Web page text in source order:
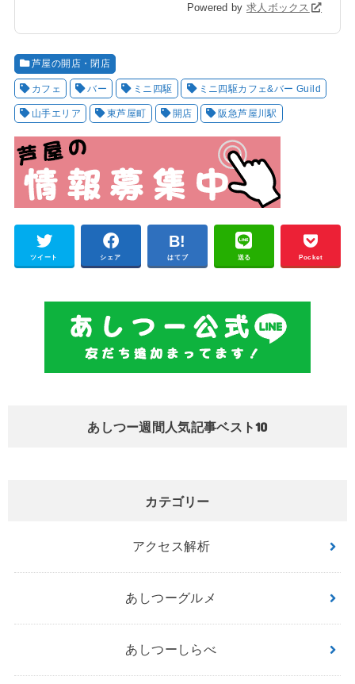
Powered by 求人ボックス
芦屋の開店・閉店
カフェ バー ミニ四駆 ミニ四駆カフェ&バー Guild
山手エリア 東芦屋町 開店 阪急芦屋川駅
ツイート シェア はてブ 送る Pocket
あしつー週間人気記事ベスト10
カテゴリー
アクセス解析
あしつーグルメ
あしつーしらべ